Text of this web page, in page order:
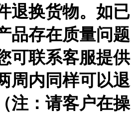
退换货物。如已
品存在质量问题
可联系客服提供
周内同样可以退
注：请客户在操